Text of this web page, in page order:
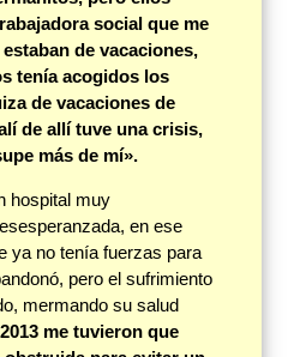
social que me
de vacaciones,
tenía acogidos los
de vacaciones de
de allí tuve una crisis,
más de mí».
hospital muy
en ese
ya no tenía fuerzas para
pero el sufrimiento
mermando su salud
me tuvieron que